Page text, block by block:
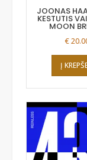
JOONAS
KESTUTIS
MOON
€
Į